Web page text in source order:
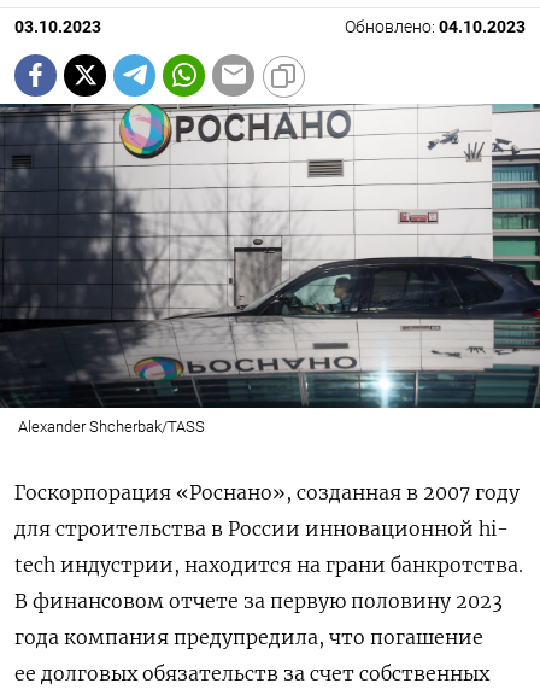
03.10.2023 Обновлено: 04.10.2023
Alexander Shcherbak/TASS
Госкорпорация «Роснано», созданная в 2007 году
для строительства в России инновационной hi-
tech индустрии, находится на грани банкротства.
В финансовом отчете за первую половину 2023
года компания предупредила, что погашение
ее долговых обязательств за счет собственных